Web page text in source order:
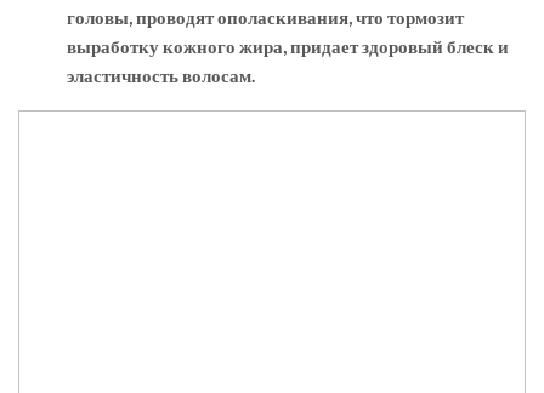
головы, проводят ополаскивания, что тормозит
выработку кожного жира, придает здоровый блеск и
эластичность волосам.